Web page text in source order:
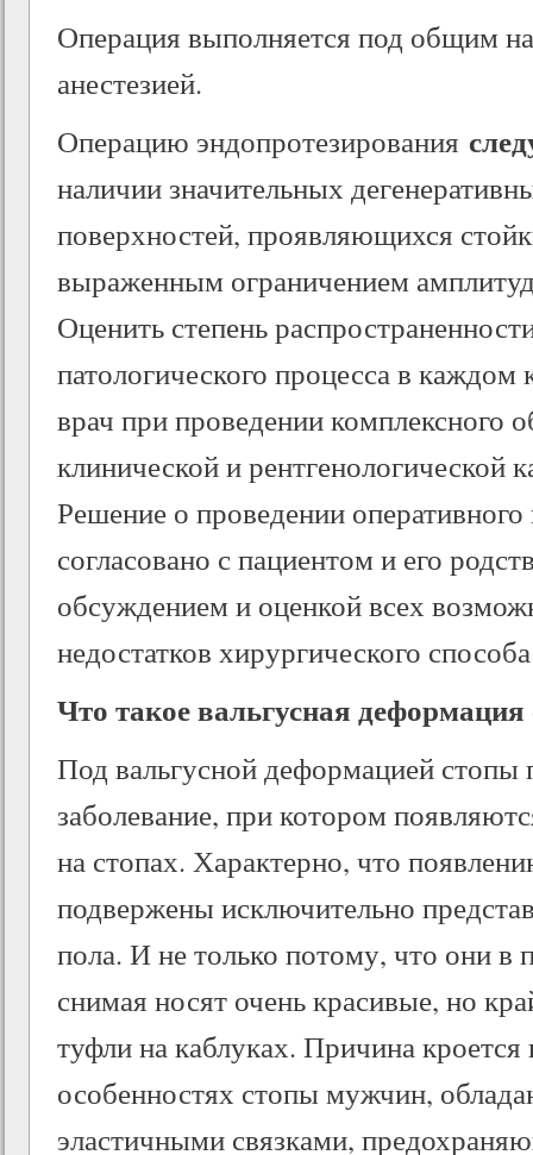
Операция выполняется под общим
анестезией.
Операцию эндопротезирования
наличии значительных
поверхностей, проявляющихся
выраженным ограничением
Оценить степень
патологического процесса в
врач при проведении комплексного
клинической и рентгенологической
Решение о проведении
согласовано с пациентом и его
обсуждением и оценкой всех
недостатков хирургического
Что такое вальгусная
Под вальгусной деформацией стопы
заболевание, при котором
на стопах. Характерно, что
подвержены исключительно
пола. И не только потому, что они в
снимая носят очень красивые, но
туфли на каблуках. Причина кроется
особенностях стопы мужчин,
эластичными связками,